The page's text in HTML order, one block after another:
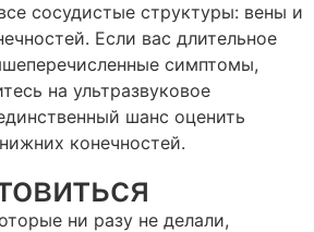
сосудистые структуры: вены и
Если вас длительное
симптомы,
на ультразвуковое
шанс оценить
конечностей.
ни разу не делали,